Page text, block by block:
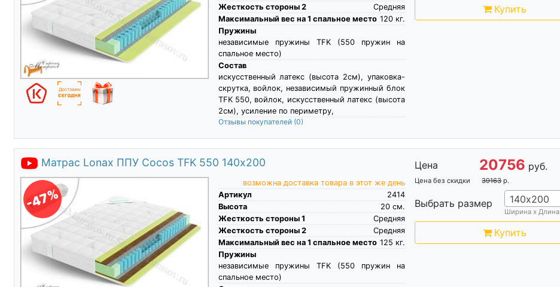
Жесткость стороны 2
Средняя
Максимальный вес на 1 спальное место
кг.
120
Пружины
независимые пружины TFK (550 пружин на
спальное место)
Состав
искусственный латекс (высота 2см), упаковка-
скрутка, войлок, независимый пружинный блок
TFK 550, войлок, искусственный латекс (высота
2см), усиление по периметру,
Отзывы покупателей (0)
Купить
Матрас Lonax ППУ Cocos TFK 550 140х200
-47%
возможна доставка товара в этот же день
Артикул
2414
Высота
см.
20
Жесткость стороны 1
Средняя
Жесткость стороны 2
Средняя
Максимальный вес на 1 спальное место
кг.
125
Пружины
независимые пружины TFK (550 пружин на
спальное место)
Цена 20756 руб.
Цена без скидки 39163 р.
Выбрать размер 140х200
Ширина х Длина
Купить